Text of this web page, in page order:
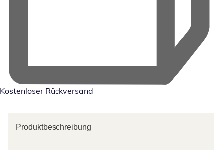
Kostenloser Rückversand
Produktbeschreibung